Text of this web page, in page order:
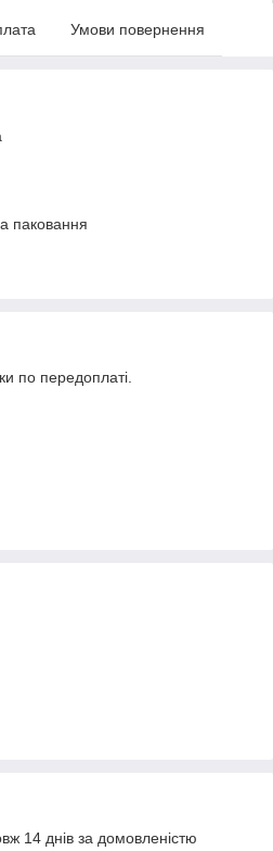
Умови повернення
паковання
по передоплаті.
14 днів за домовленістю